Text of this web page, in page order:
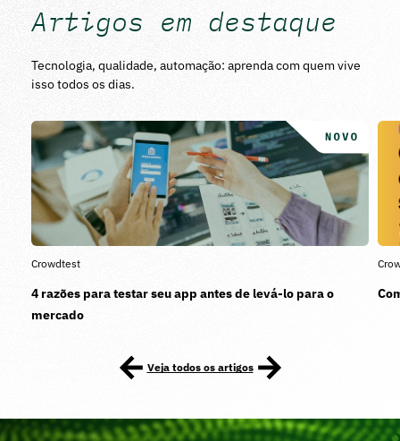
Artigos em destaque
Tecnologia, qualidade, automação: aprenda com quem vive
isso todos os dias.
Crowdtest
4 razões para testar seu app antes de levá-lo para o
mercado
Veja todos os artigos